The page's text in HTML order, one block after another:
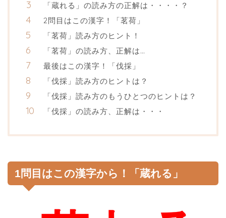
「蔵れる」の読み方の正解は・・・・？
2問目はこの漢字！「茗荷」
「茗荷」読み方のヒント！
「茗荷」の読み方、正解は…
最後はこの漢字！「伐採」
「伐採」読み方のヒントは？
「伐採」読み方のもうひとつのヒントは？
「伐採」の読み方、正解は・・・
1問目はこの漢字から！「蔵れる」